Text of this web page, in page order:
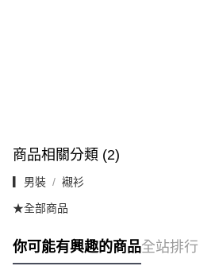
商品相關分類 (2)
▎男裝 襯衫
★全部商品
你可能有興趣的商品全站排行